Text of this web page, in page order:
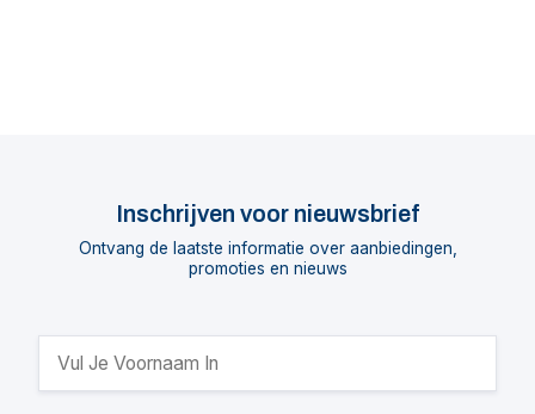
Inschrijven voor nieuwsbrief
Ontvang de laatste informatie over aanbiedingen,
promoties en nieuws